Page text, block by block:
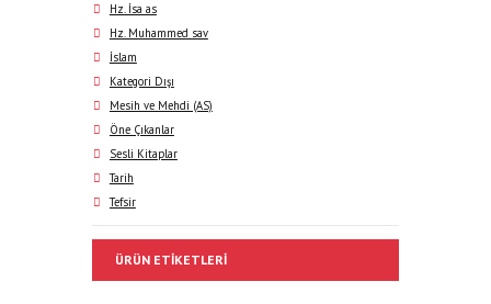
Hz. İsa as
Hz. Muhammed sav
İslam
Kategori Dışı
Mesih ve Mehdi (AS)
Öne Çıkanlar
Sesli Kitaplar
Tarih
Tefsir
ÜRÜN ETIKETLERI